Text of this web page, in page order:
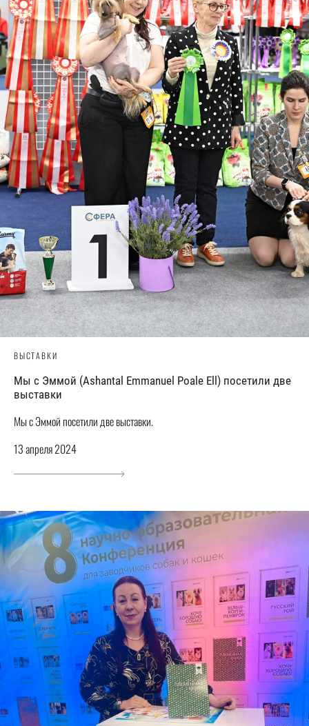
ВЫСТАВКИ
Мы с Эммой (Ashantal Emmanuel Poale Ell) посетили две
выставки
Мы с Эммой посетили две выставки.
13 апреля 2024